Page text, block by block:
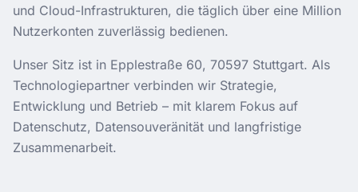
und Cloud-Infrastrukturen, die täglich über eine Million
Nutzerkonten zuverlässig bedienen.
Unser Sitz ist in Epplestraße 60, 70597 Stuttgart. Als
Technologiepartner verbinden wir Strategie,
Entwicklung und Betrieb – mit klarem Fokus auf
Datenschutz, Datensouveränität und langfristige
Zusammenarbeit.